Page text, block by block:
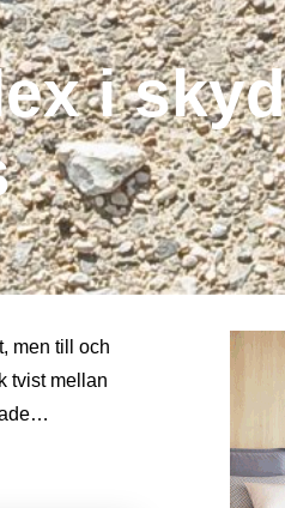
i
men till och
tvist mellan